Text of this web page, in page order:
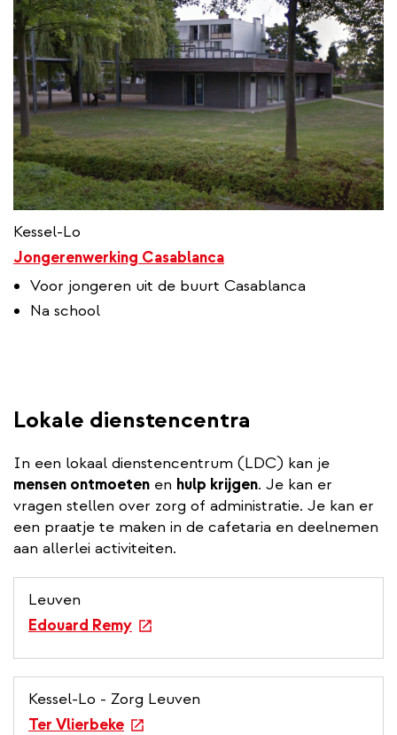
Kessel-Lo
Jongerenwerking Casablanca
Voor jongeren uit de buurt Casablanca
Na school
Lokale dienstencentra
In een lokaal dienstencentrum (LDC) kan je
mensen ontmoeten en hulp krijgen. Je kan er
vragen stellen over zorg of administratie. Je kan er
een praatje te maken in de cafetaria en deelnemen
aan allerlei activiteiten.
Leuven
Edouard Remy
e
e
r
Kessel-Lo - Zorg Leuven
Ter Vlierbeke
e